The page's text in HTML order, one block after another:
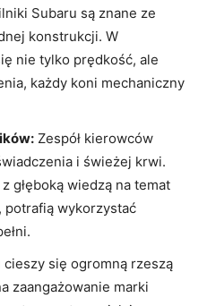
Subaru są znane ze
konstrukcji. W
nie tylko prędkość, ale
każdy koni mechaniczny
Zespół kierowców
i świeżej krwi.
głęboką wiedzą na temat
wykorzystać
cieszy się ogromną rzeszą
zaangażowanie marki